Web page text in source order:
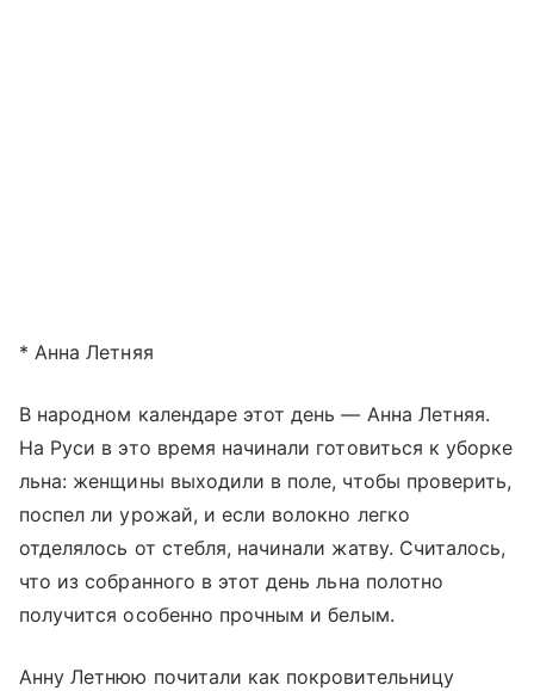
* Анна Летняя
В народном календаре этот день — Анна Летняя.
На Руси в это время начинали готовиться к уборке
льна: женщины выходили в поле, чтобы проверить,
поспел ли урожай, и если волокно легко
отделялось от стебля, начинали жатву. Считалось,
что из собранного в этот день льна полотно
получится особенно прочным и белым.
Анну Летнюю почитали как покровительницу